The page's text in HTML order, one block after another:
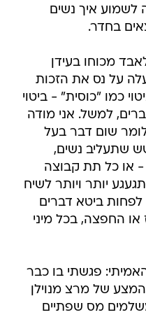
לשמוע איך נשים
בחדר.
מכוחו בעידן
על נס את הזכות
כמו "כוסית" - ביטוי
למשל. אני מודה
שום דבר בעל
שתעליב נשים,
- או כל תת קבוצה
יותר ויותר לשיח
לפחות ביטא דברים
או החפצה, בכל מיני
פגשתי בו כבר
של מרצ מנוילן
מס שפתיים